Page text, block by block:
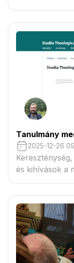
Tanulmány
2025-12-26
és kihívások a